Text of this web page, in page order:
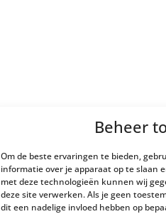
Beheer
Om de beste ervaringen te bieden,
informatie over je apparaat op te slaan
met deze technologieën kunnen wij
deze site verwerken. Als je geen
dit een nadelige invloed hebben op